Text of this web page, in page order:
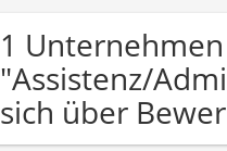
1
"Assistenz/
sich über